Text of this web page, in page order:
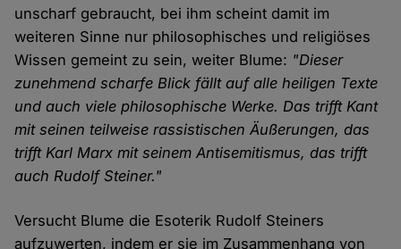
unscharf gebraucht, bei ihm scheint damit im
weiteren Sinne nur philosophisches und religiöses
Wissen gemeint zu sein, weiter Blume: "Dieser
zunehmend scharfe Blick fällt auf alle heiligen Texte
und auch viele philosophische Werke. Das trifft Kant
mit seinen teilweise rassistischen Äußerungen, das
trifft Karl Marx mit seinem Antisemitismus, das trifft
auch Rudolf Steiner."
Versucht Blume die Esoterik Rudolf Steiners
aufzuwerten, indem er sie im Zusammenhang von